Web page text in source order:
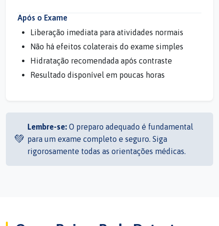
Após o Exame
Liberação imediata para atividades normais
Não há efeitos colaterais do exame simples
Hidratação recomendada após contraste
Resultado disponível em poucas horas
💚
Lembre-se: O preparo adequado é fundamental
para um exame completo e seguro. Siga
rigorosamente todas as orientações médicas.